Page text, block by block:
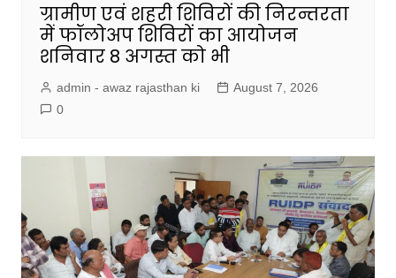
ग्रामीण एवं शहरी शिविरों की निरन्तरता
में फॉलोअप शिविरों का आयोजन
शनिवार 8 अगस्त को भी
admin - awaz rajasthan ki
August 7, 2026
0